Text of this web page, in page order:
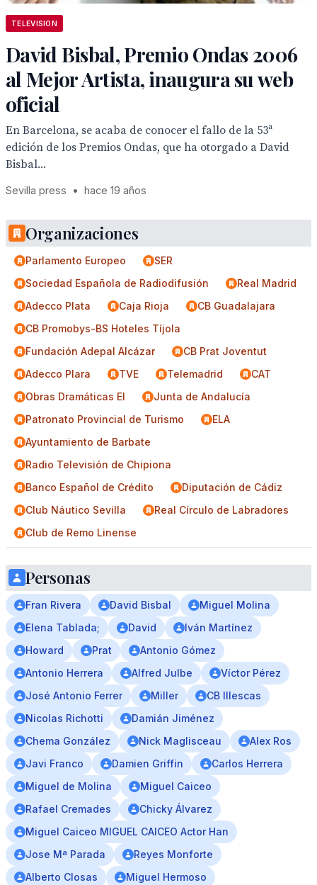
TELEVISION
David Bisbal, Premio Ondas 2006
al Mejor Artista, inaugura su web
oficial
En Barcelona, se acaba de conocer el fallo de la 53ª
edición de los Premios Ondas, que ha otorgado a David
Bisbal...
Sevilla press • hace 19 años
Organizaciones
Parlamento Europeo
SER
Sociedad Española de Radiodifusión
Real Madrid
Adecco Plata
Caja Rioja
CB Guadalajara
CB Promobys-BS Hoteles Tíjola
Fundación Adepal Alcázar
CB Prat Joventut
Adecco Plara
TVE Telemadrid
CAT
Obras Dramáticas El
Junta de Andalucía
Patronato Provincial de Turismo
ELA
Ayuntamiento de Barbate
Radio Televisión de Chipiona
Banco Español de Crédito
Diputación de Cádiz
Club Náutico Sevilla
Real Círculo de Labradores
Club de Remo Linense
Personas
Fran Rivera David Bisbal
Miguel Molina
Elena Tablada;
David
Iván Martínez
Howard
Prat
Antonio Gómez
Antonio Herrera
Alfred Julbe
Víctor Pérez
José Antonio Ferrer
Miller
CB Illescas
Nicolas Richotti
Damián Jiménez
Chema González
Nick Maglisceau
Alex Ros
Javi Franco
Damien Griffin
Carlos Herrera
Miguel de Molina
Miguel Caiceo
Rafael Cremades
Chicky Álvarez
Miguel Caiceo MIGUEL CAICEO Actor Han
Jose Mª Parada
Reyes Monforte
Alberto Closas
Miguel Hermoso